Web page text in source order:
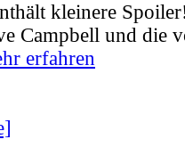
kleinere
Campbell und die
erfahren